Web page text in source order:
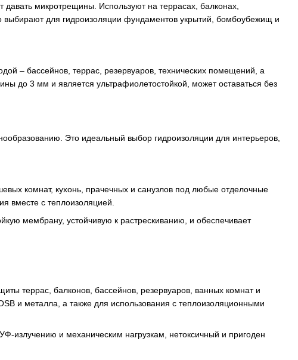
давать микротрещины. Используют на террасах, балконах,
выбирают для гидроизоляции фундаментов укрытий, бомбоубежищ и
– бассейнов, террас, резервуаров, технических помещений, а
до 3 мм и является ультрафиолетостойкой, может оставаться без
Это идеальный выбор гидроизоляции для интерьеров,
комнат, кухонь, прачечных и санузлов под любые отделочные
вместе с теплоизоляцией.
мембрану, устойчивую к растрескиванию, и обеспечивает
террас, балконов, бассейнов, резервуаров, ванных комнат и
и металла, а также для использования с теплоизоляционными
излучению и механическим нагрузкам, нетоксичный и пригоден